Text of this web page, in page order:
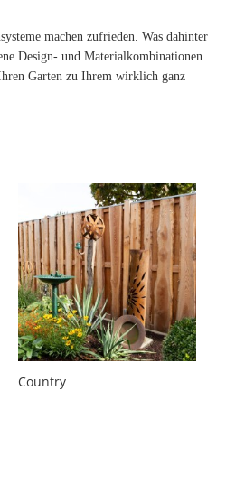
machen zufrieden. Was dahinter
Design- und Materialkombinationen
Garten zu Ihrem wirklich ganz
Country